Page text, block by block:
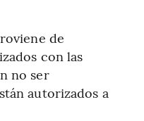
de
con las
no ser
autorizados a